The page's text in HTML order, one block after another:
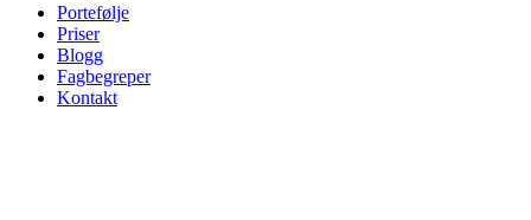
Portefølje
Priser
Blogg
Fagbegreper
Kontakt